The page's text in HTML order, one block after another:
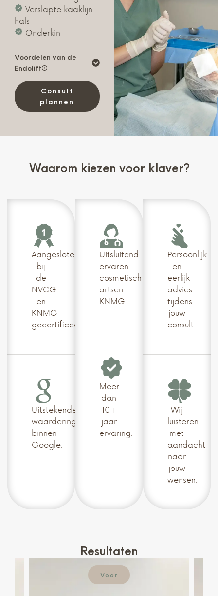
Verslapte kaaklijn |
hals
Onderkin
Voordelen van de
Endolift®
Consult
plannen
Waarom kiezen voor klaver?
Aangesloten
bij
de
NVCG
en
KNMG
gecertificeerd.
Uitstekende
waardering
binnen
Google.
Uitsluitend
ervaren
cosmetisch
artsen
KNMG.
Meer
dan
10+
jaar
ervaring.
Persoonlijk
en
eerlijk
advies
tijdens
jouw
consult.
Wij
luisteren
met
aandacht
naar
jouw
wensen.
Resultaten
Voor